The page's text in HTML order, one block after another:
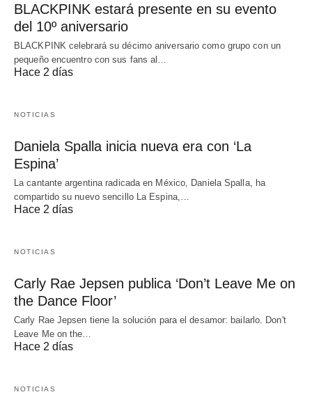
BLACKPINK estará presente en su evento
del 10º aniversario
BLACKPINK celebrará su décimo aniversario como grupo con un
pequeño encuentro con sus fans al…
Hace 2 días
NOTICIAS
Daniela Spalla inicia nueva era con ‘La
Espina’
La cantante argentina radicada en México, Daniela Spalla, ha
compartido su nuevo sencillo La Espina,…
Hace 2 días
NOTICIAS
Carly Rae Jepsen publica ‘Don’t Leave Me on
the Dance Floor’
Carly Rae Jepsen tiene la solución para el desamor: bailarlo. Don't
Leave Me on the…
Hace 2 días
NOTICIAS